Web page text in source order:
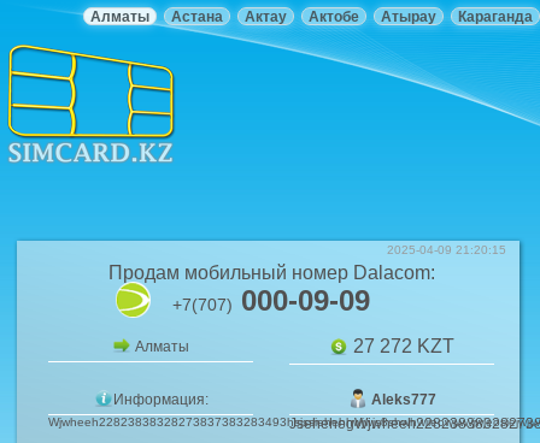
Караганда
Атырау
Актобе
Актау
Астана
Алматы
2025-04-09 21:20:15
Продам мобильный номер Dalacom:
+7(707) 000-09-09
Алматы 27 272 KZT
Информация: Aleks777